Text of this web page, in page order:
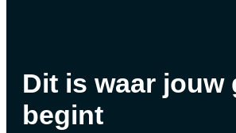
Dit is waar jouw
begint